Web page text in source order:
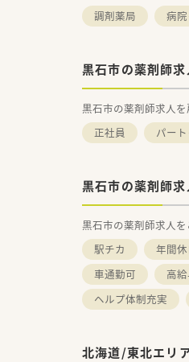
調剤薬局
病院
黒石市の薬剤師
黒石市の薬剤師求人を
正社員
パート
黒石市の薬剤師
黒石市の薬剤師求人
駅チカ
年間
車通勤可
高
ヘルプ体制充実
北海道/東北エリ